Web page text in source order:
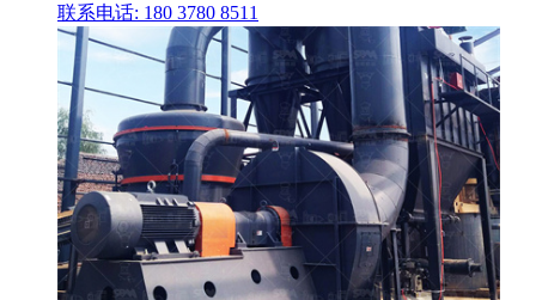
联系电话: 180 3780 8511